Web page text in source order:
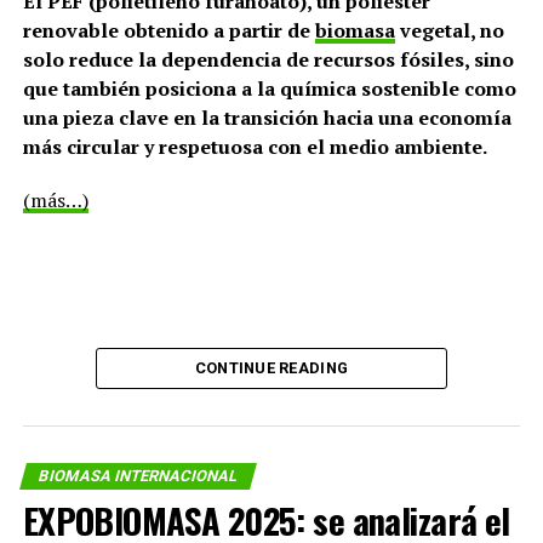
Tipos de biomasa
composición, siendo las principales categorías la
biomasa forestal, agrícola y los residuos orgánicos.
renovable obtenido a partir debiomasavegetal, no
solo reduce la dependencia de recursos fósiles, sino
que también posiciona a la química sostenible como
una pieza clave en la transición hacia una economía
más circular y respetuosa con el medio ambiente.
(más…)
CONTINUE READING
BIOMASA INTERNACIONAL
EXPOBIOMASA 2025: se analizará el